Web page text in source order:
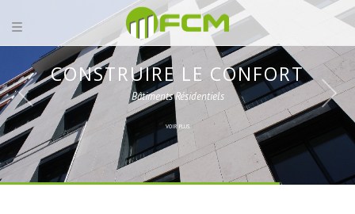
CONSTRUIRE LE CONFORT
Bâtiments Résidentiels
VOIR PLUS